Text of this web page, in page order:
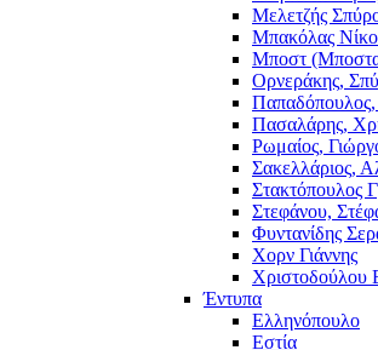
Μελετζής
Μπακόλας
Μποστ
Ορνεράκης,
Παπαδόπουλος,
Πασαλάρης,
Ρωμαίος,
Σακελλάριος,
Στακτόπουλος
Στεφάνου,
Φυντανίδης
Χορν Γιάννης
Χριστοδούλου
Έντυπα
Ελληνόπουλο
Εστία